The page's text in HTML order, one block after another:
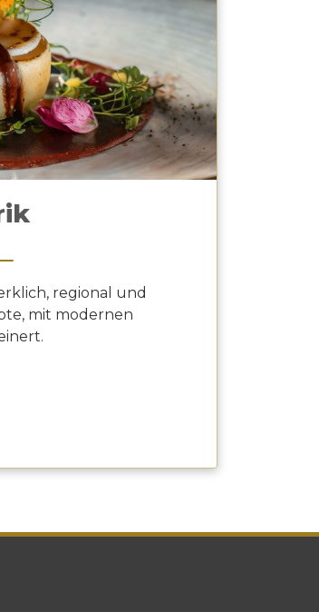
regional und
mit modernen